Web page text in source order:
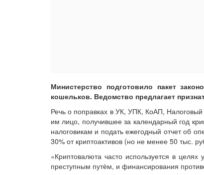
Министерство подготовило пакет
кошельков. Ведомство предлагает
Речь о поправках в УК, УПК, КоАП, Налоговый
им лицо, получившее за календарный год
налоговикам и подать ежегодный отчет об
30% от криптоактивов (но не менее 50 тыс.
«Криптовалюта часто используется в
преступным путём, и финансирования